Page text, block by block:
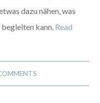
dazu nähen, was
kann. Read